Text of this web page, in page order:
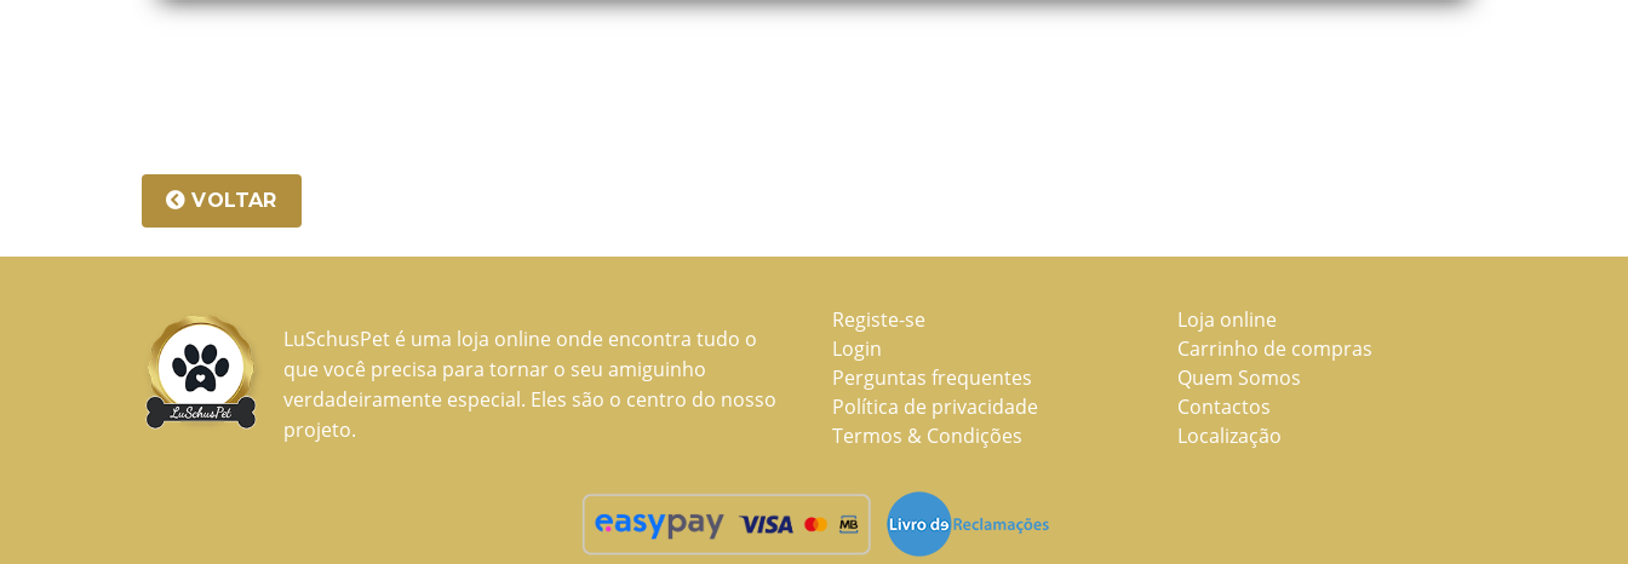
VOLTAR
LuSchusPet é uma loja online onde encontra tudo o
que você precisa para tornar o seu amiguinho
verdadeiramente especial. Eles são o centro do nosso
projeto.
Registe-se
Login
Perguntas frequentes
Política de privacidade
Termos & Condições
Loja online
Carrinho de compras
Quem Somos
Contactos
Localização